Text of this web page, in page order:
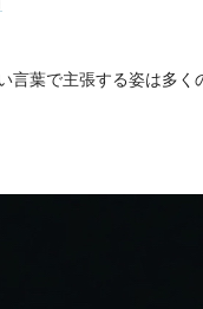
言葉で主張する姿は多く